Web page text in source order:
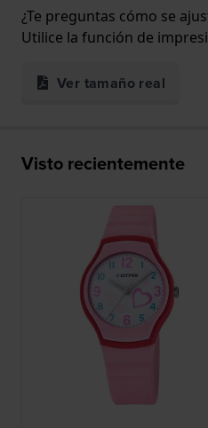
¿Te preguntas cómo se
Utilice la función de
Ver tamaño real
Visto recientemente